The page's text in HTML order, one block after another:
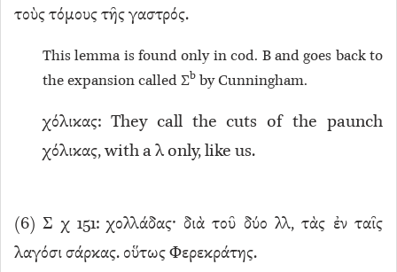
τοὺς τόμους τῆς γαστρός.
This lemma is found only in cod. B and goes back to
the expansion called Σb by Cunningham.
χόλικας: They call the cuts of the paunch
χόλικας, with a λ only, like us.
(6) Σ χ 151: χολλάδας· διὰ τοῦ δύο λλ, τὰς ἐν ταῖς
λαγόσι σάρκας. οὕτως Φερεκράτης.